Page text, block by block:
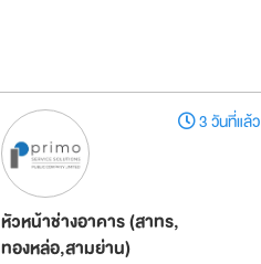
3 วันที่แล้ว
หัวหน้าช่างอาคาร (สาทร,
ทองหล่อ,สามย่าน)